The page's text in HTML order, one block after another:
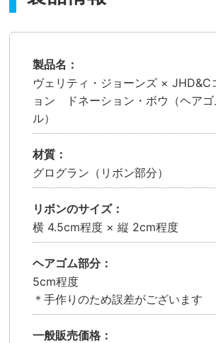
製品名
ヴェリティ・ジョーンズ × JHD&C
ョン
ドネーション・ボウ（ヘア
ル）
材質
グログラン（リボン部分）
リボンのサイズ
横 4.5cm程度 × 縦 2cm程度
ヘアゴム部分
5cm程度
＊手作りのため誤差がございます
一般販売価格